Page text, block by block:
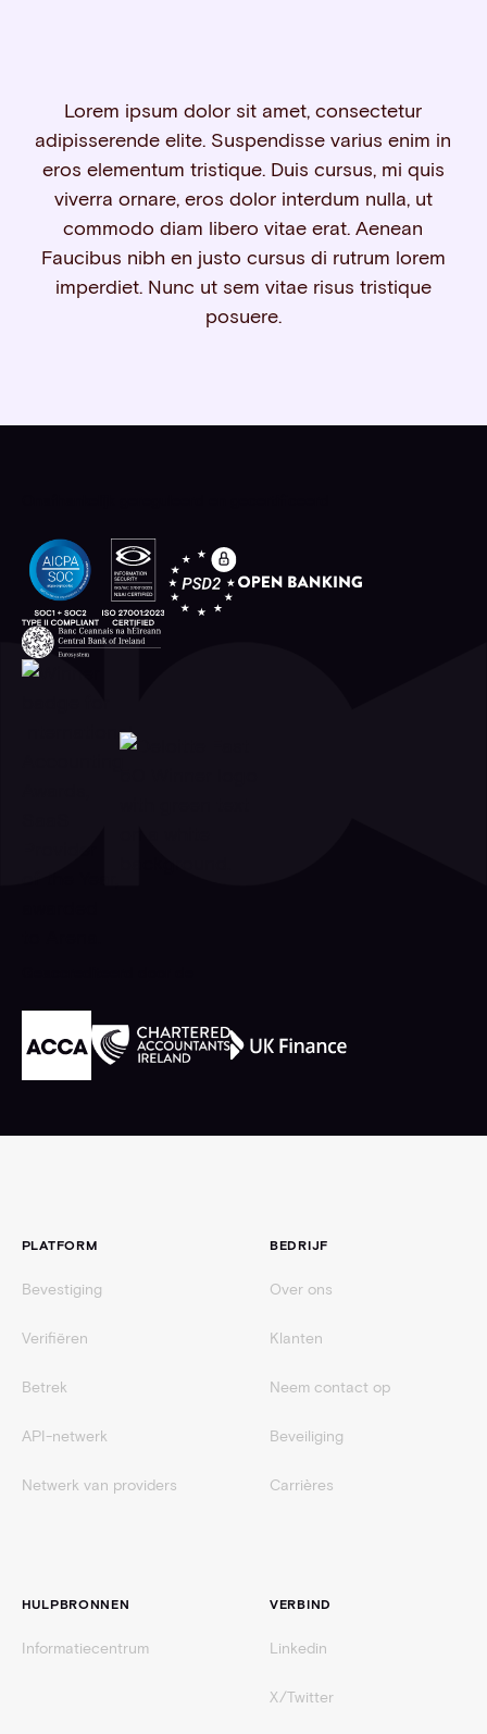
Lorem ipsum dolor sit amet, consectetur
adipisserende elite. Suspendisse varius enim in
eros elementum tristique. Duis cursus, mi quis
viverra ornare, eros dolor interdum nulla, ut
commodo diam libero vitae erat. Aenean
Faucibus nibh en justo cursus di rutrum lorem
imperdiet. Nunc ut sem vitae risus tristique
posuere.
PLATFORM
Bevestiging
Verifiëren
Betrek
API-netwerk
Netwerk van providers
BEDRIJF
Over ons
Klanten
Neem contact op
Beveiliging
Carrières
HULPBRONNEN
Informatiecentrum
VERBIND
Linkedin
X/Twitter